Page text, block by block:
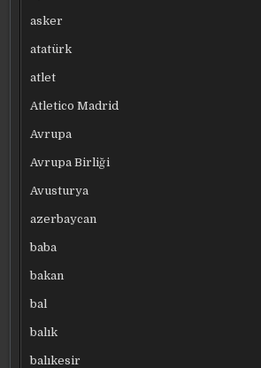
asker
atatürk
atlet
Atletico Madrid
Avrupa
Avrupa Birliği
Avusturya
azerbaycan
baba
bakan
bal
balık
balıkesir